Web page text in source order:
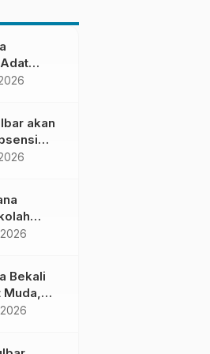
Gelar
akan
Siap
Bekali
Muda,
Riset Jadi